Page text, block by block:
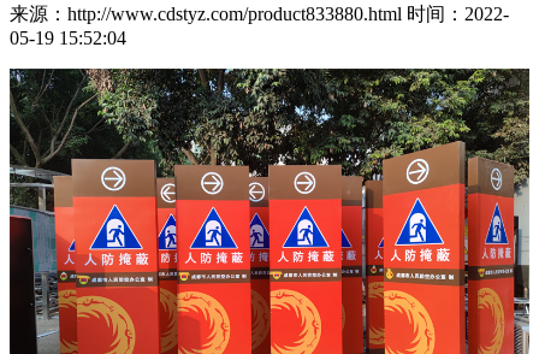
来源：http://www.cdstyz.com/product833880.html 时间：2022-
05-19 15:52:04